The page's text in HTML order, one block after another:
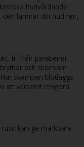
hudvårdande
lämnar din hud ren,
fri från parabener,
och skonsam
svampen blötläggs
att varsamt rengöra
kan ge märkbara